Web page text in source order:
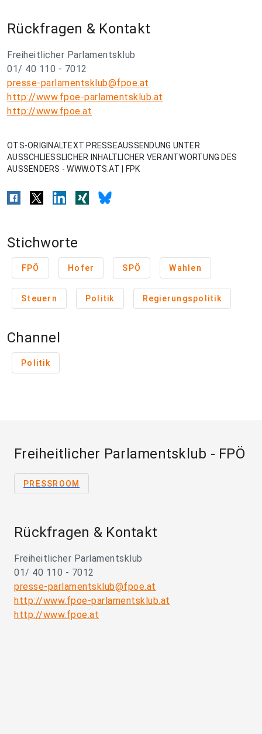
Rückfragen & Kontakt
Freiheitlicher Parlamentsklub
01/ 40 110 - 7012
presse-parlamentsklub@fpoe.at
http://www.fpoe-parlamentsklub.at
http://www.fpoe.at
OTS-ORIGINALTEXT PRESSEAUSSENDUNG UNTER
AUSSCHLIESSLICHER INHALTLICHER VERANTWORTUNG DES
AUSSENDERS - WWW.OTS.AT | FPK
Stichworte
FPÖ Hofer SPÖ Wahlen
Steuern Politik Regierungspolitik
Channel
Politik
Freiheitlicher Parlamentsklub - FPÖ
PRESSROOM
Rückfragen & Kontakt
Freiheitlicher Parlamentsklub
01/ 40 110 - 7012
presse-parlamentsklub@fpoe.at
http://www.fpoe-parlamentsklub.at
http://www.fpoe.at